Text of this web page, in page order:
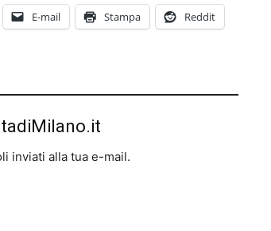
E-mail Stampa Reddit
inviati alla tua e-mail.